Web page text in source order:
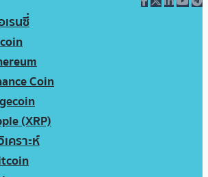
เรนซี่
Coin
(XRP)
คราะห์